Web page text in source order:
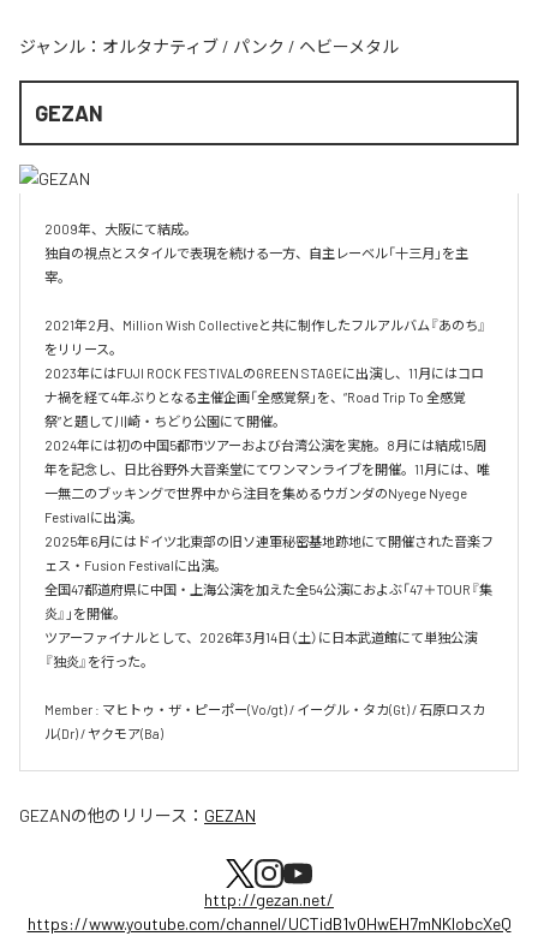
ジャンル： オルタナティブ / パンク / ヘビーメタル
GEZAN
2009年、大阪にて結成。
独自の視点とスタイルで表現を続ける一方、自主レーベル「十三月」を主
宰。
2021年2月、Million Wish Collectiveと共に制作したフルアルバム『あのち』
をリリース。
2023年にはFUJI ROCK FESTIVALのGREEN STAGEに出演し、11月にはコロ
ナ禍を経て4年ぶりとなる主催企画「全感覚祭」を、“Road Trip To 全感覚
祭”と題して川崎・ちどり公園にて開催。
2024年には初の中国5都市ツアーおよび台湾公演を実施。8月には結成15周
年を記念し、日比谷野外大音楽堂にてワンマンライブを開催。11月には、唯
一無二のブッキングで世界中から注目を集めるウガンダのNyege Nyege
Festivalに出演。
2025年6月にはドイツ北東部の旧ソ連軍秘密基地跡地にて開催された音楽フ
ェス・Fusion Festivalに出演。
全国47都道府県に中国・上海公演を加えた全54公演におよぶ「47＋TOUR『集
炎』」を開催。
ツアーファイナルとして、2026年3月14日（土）に日本武道館にて単独公演
『独炎』を行った。
Member : マヒトゥ・ザ・ピーポー(Vo/gt) / イーグル・タカ(Gt) / 石原ロスカ
ル(Dr) / ヤクモア(Ba)
GEZANの他のリリース： GEZAN
http://gezan.net/
https://www.youtube.com/channel/UCTidB1v0HwEH7mNKlobcXeQ